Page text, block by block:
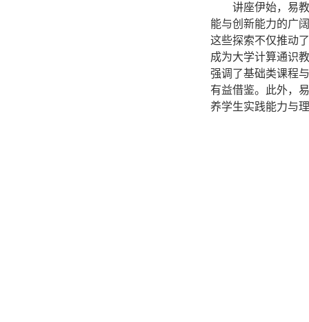
讲座伊始，易
能与创新能力的广
这些探索不仅推动
成为大学计算通识
强调了基础类课程
有益借鉴。此外，
养学生实践能力与